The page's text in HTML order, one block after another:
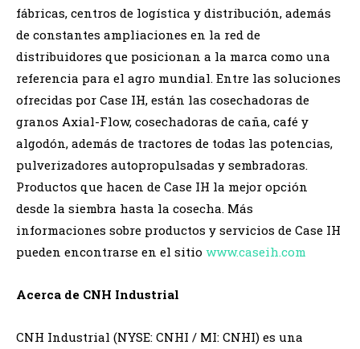
fábricas, centros de logística y distribución, además
de constantes ampliaciones en la red de
distribuidores que posicionan a la marca como una
referencia para el agro mundial. Entre las soluciones
ofrecidas por Case IH, están las cosechadoras de
granos Axial-Flow, cosechadoras de caña, café y
algodón, además de tractores de todas las potencias,
pulverizadores autopropulsadas y sembradoras.
Productos que hacen de Case IH la mejor opción
desde la siembra hasta la cosecha. Más
informaciones sobre productos y servicios de Case IH
pueden encontrarse en el sitio www.caseih.com
Acerca de CNH Industrial
CNH Industrial (NYSE: CNHI / MI: CNHI) es una